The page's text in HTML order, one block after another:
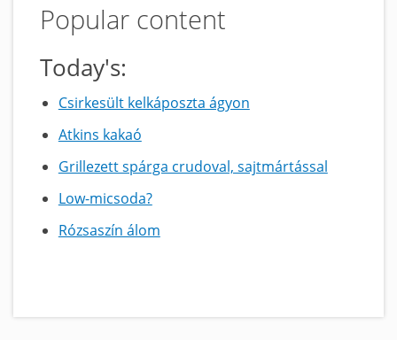
Popular content
Today's:
Csirkesült kelkáposzta ágyon
Atkins kakaó
Grillezett spárga crudoval, sajtmártással
Low-micsoda?
Rózsaszín álom